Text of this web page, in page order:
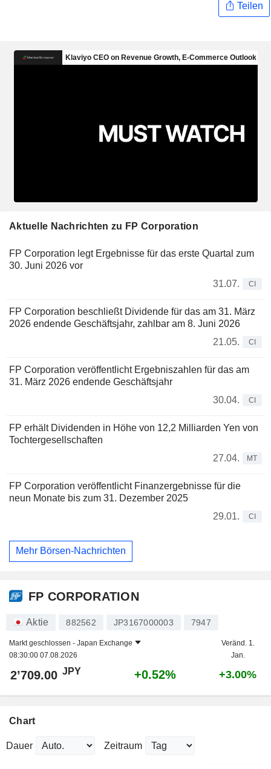
Teilen
Aktuelle Nachrichten zu FP Corporation
FP Corporation legt Ergebnisse für das erste Quartal zum
30. Juni 2026 vor
31.07.
CI
FP Corporation beschließt Dividende für das am 31. März
2026 endende Geschäftsjahr, zahlbar am 8. Juni 2026
21.05.
CI
FP Corporation veröffentlicht Ergebniszahlen für das am
31. März 2026 endende Geschäftsjahr
30.04.
CI
FP erhält Dividenden in Höhe von 12,2 Milliarden Yen von
Tochtergesellschaften
27.04.
MT
FP Corporation veröffentlicht Finanzergebnisse für die
neun Monate bis zum 31. Dezember 2025
29.01.
CI
Mehr Börsen-Nachrichten
FP CORPORATION
Aktie 882562 JP3167000003 7947
Markt geschlossen - Japan Exchange
08:30:00 07.08.2026
Veränd. 1.
Jan.
2’709.00 JPY +0.52% +3.00%
Chart
Dauer Zeitraum